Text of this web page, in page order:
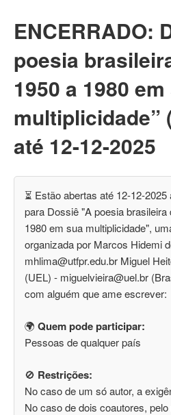
ENCERRADO:
poesia
1950 a 1980
multiplicidade”
até 12-12-2025
⏳ Estão abertas até 12-12-
para Dossiê "A poesia brasileira
1980 em sua multiplicidade",
organizada por Marcos Hidemi
mhlima@utfpr.edu.br Miguel
(UEL) - miguelvieira@uel.br
com alguém que ame escrever:
🌍 Quem pode participar:
Pessoas de qualquer país
🚫 Restrições:
No caso de um só autor, a
No caso de dois coautores,